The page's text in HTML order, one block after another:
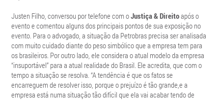
Justen Filho, conversou por telefone com oJustiça & Direitoapós o
evento e comentou alguns dos principais pontos de sua exposição no
evento. Para o advogado, a situação da Petrobras precisa ser analisada
com muito cuidado diante do peso simbólico que a empresa tem para
os brasileiros. Por outro lado, ele considera o atual modelo da empresa
“insuportável” para a atual realidade do Brasil. Ele acredita, que com o
tempo a situação se resolva. “A tendência é que os fatos se
encarreguem de resolver isso, porque o prejuízo é tão grande,e a
empresa está numa situação tão difícil que ela vai acabar tendo de